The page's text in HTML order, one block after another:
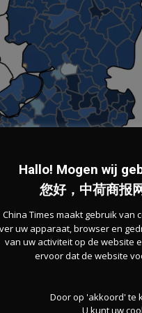
Hallo! Mogen wij
您好，中荷商报
China Times maakt gebruik van
uw apparaat, browser en
van uw activiteit op de website
ervoor dat de website
Door op 'akkoord' te
U kunt uw